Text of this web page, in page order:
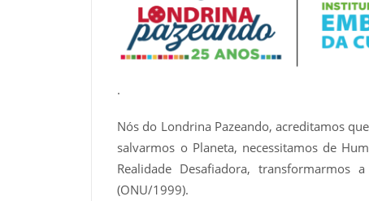
.
Nós do Londrina Pazeando, acreditamos
salvarmos o Planeta, necessitamos de
Realidade Desafiadora,
(ONU/1999).